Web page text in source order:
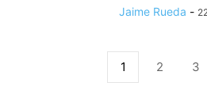
Jaime Rueda -
1 2 3